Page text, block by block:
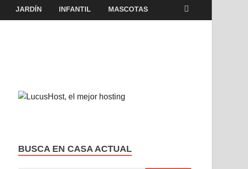
JARDÍN INFANTIL MASCOTAS
BUSCA EN CASA ACTUAL